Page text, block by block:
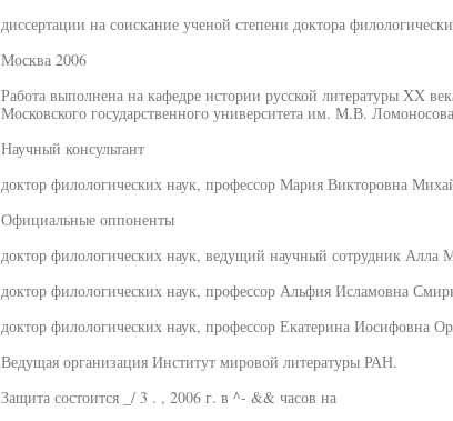
диссертации на соискание ученой степени доктора
Москва 2006
Работа выполнена на кафедре истории русской литературы XX
Московского государственного университета им. М.В.
Научный консультант
доктор филологических наук, профессор Мария Викторовна
Официальные оппоненты
доктор филологических наук, ведущий научный сотрудник Алла
доктор филологических наук, профессор Альфия Исламовна
доктор филологических наук, профессор Екатерина Иосифовна
Ведущая организация Институт мировой литературы РАН.
Защита состоится _/ 3 . , 2006 г. в ^- && часов на